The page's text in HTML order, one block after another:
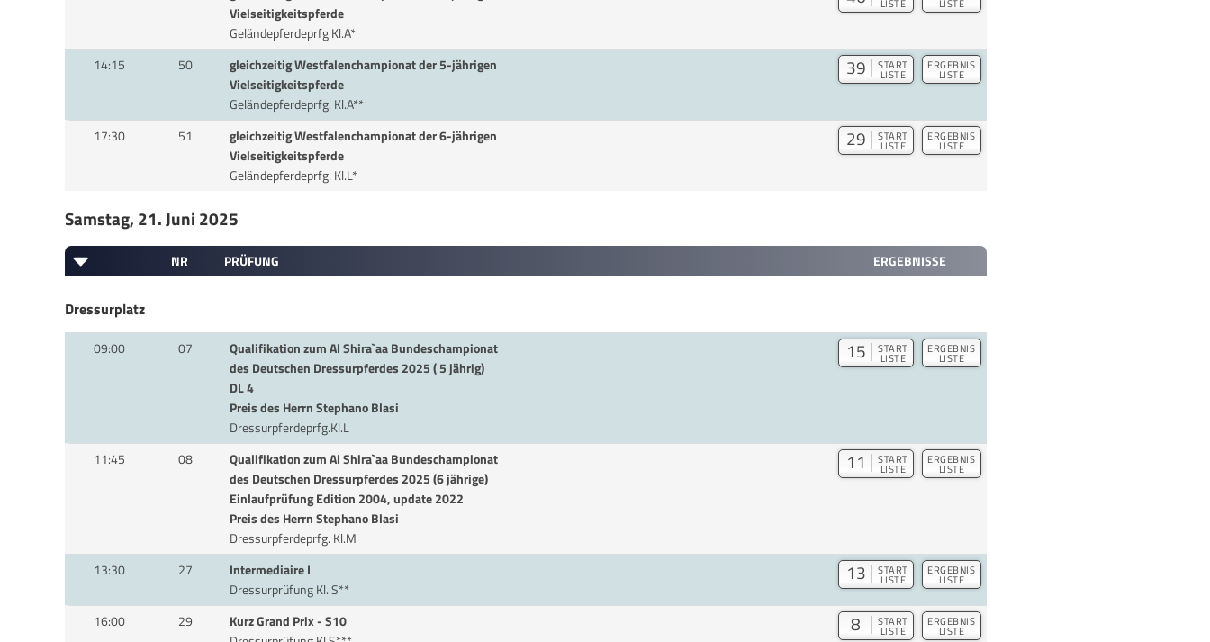
Vielseitigkeitspferde
Geländepferdeprfg Kl.A*
LISTE LISTE
14:15 50
gleichzeitig Westfalenchampionat der 5-jährigen
Vielseitigkeitspferde
Geländepferdeprfg. Kl.A**
39 START
LISTE
ERGEBNIS
LISTE
17:30 51
gleichzeitig Westfalenchampionat der 6-jährigen
Vielseitigkeitspferde
Geländepferdeprfg. Kl.L*
29 START
LISTE
ERGEBNIS
LISTE
Samstag, 21. Juni 2025
NR PRÜFUNG ERGEBNISSE
Dressurplatz
09:00 07
Qualifikation zum Al Shira`aa Bundeschampionat
des Deutschen Dressurpferdes 2025 ( 5 jährig)
DL 4
Preis des Herrn Stephano Blasi
Dressurpferdeprfg.Kl.L
15 START
LISTE
ERGEBNIS
LISTE
11:45 08
Qualifikation zum Al Shira`aa Bundeschampionat
des Deutschen Dressurpferdes 2025 (6 jährige)
Einlaufprüfung Edition 2004, update 2022
Preis des Herrn Stephano Blasi
Dressurpferdeprfg. Kl.M
11 START
LISTE
ERGEBNIS
LISTE
13:30 27
Intermediaire I
Dressurprüfung Kl. S**
13 START
LISTE
ERGEBNIS
LISTE
16:00 29
Kurz Grand Prix - S10
8 START
LISTE
ERGEBNIS
LISTE